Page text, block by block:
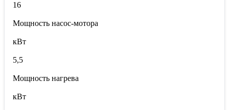
16
Мощность насос-мотора
кВт
5,5
Мощность нагрева
кВт